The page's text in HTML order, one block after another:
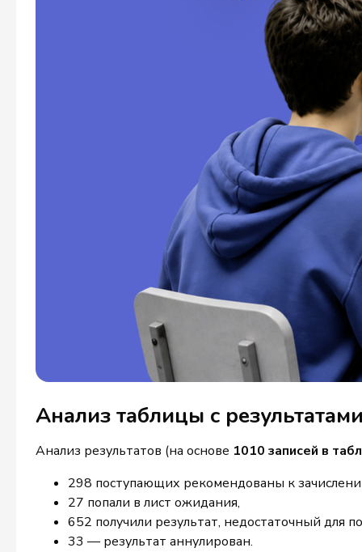
Анализ таблицы с
Анализ результатов (на основе 1010 записей в
298 поступающих рекомендованы к
27 попали в лист ожидания,
652 получили результат, недостаточный для
33 — результат аннулирован.